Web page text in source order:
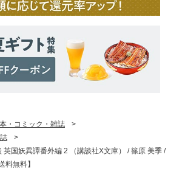
本・コミック・雑誌
>
>
英国妖異譚番外編 2 （講談社X文庫） / 篠原 美季 /
料無料】